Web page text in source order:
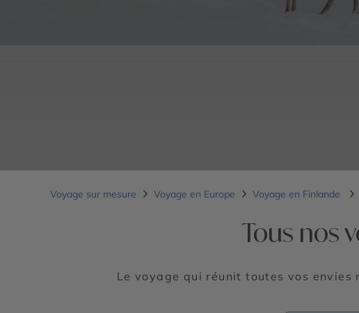
Voyage sur mesure Voyage en Europe Voyage en Finlande
Tous nos
Le voyage qui réunit toutes vos envies